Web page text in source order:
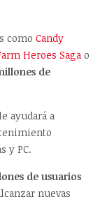
comoCandy
Heroes Sagao
de
ayudará a
y PC.
de usuarios
nuevas